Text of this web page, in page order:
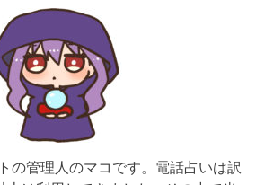
の管理人のマコです。電話占いは訳